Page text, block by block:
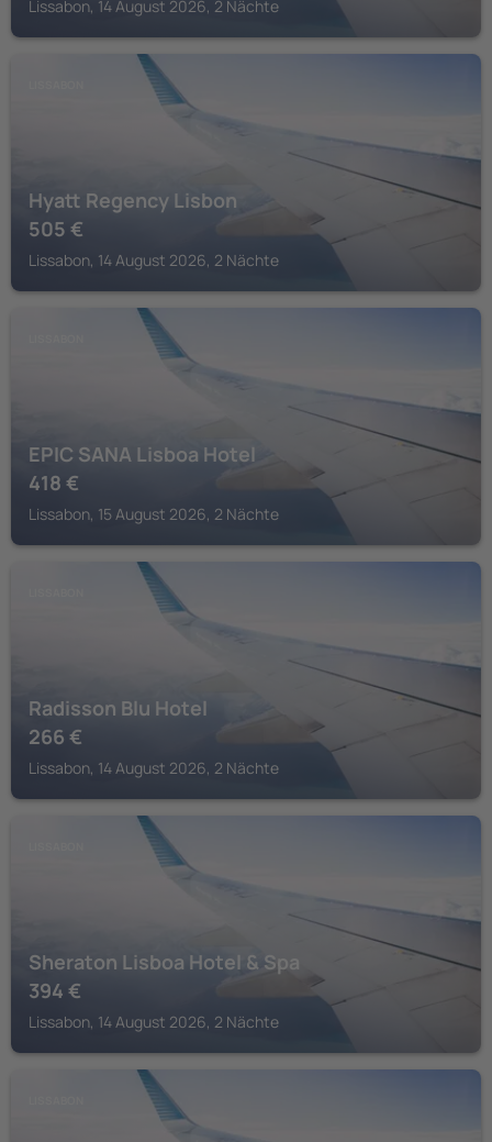
Lissabon, 14 August 2026, 2 Nächte
Hyatt Regency Lisbon
505 €
Lissabon, 14 August 2026, 2 Nächte
EPIC SANA Lisboa Hotel
418 €
Lissabon, 15 August 2026, 2 Nächte
Radisson Blu Hotel
266 €
Lissabon, 14 August 2026, 2 Nächte
Sheraton Lisboa Hotel & Spa
394 €
Lissabon, 14 August 2026, 2 Nächte